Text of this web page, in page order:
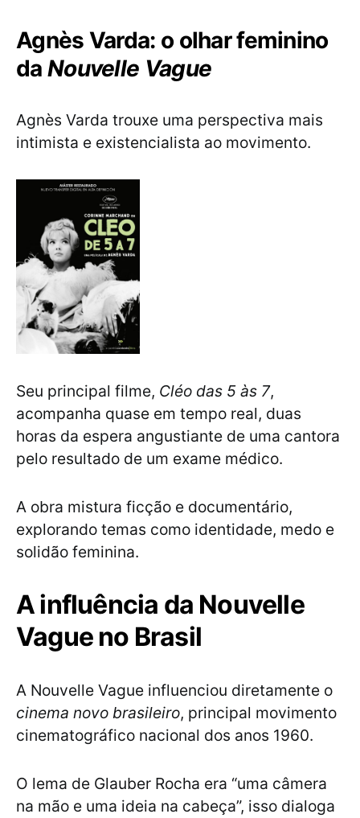
Agnès Varda: o olhar feminino
da Nouvelle Vague
Agnès Varda trouxe uma perspectiva mais
intimista e existencialista ao movimento.
Seu principal filme, Cléo das 5 às 7,
acompanha quase em tempo real, duas
horas da espera angustiante de uma cantora
pelo resultado de um exame médico.
A obra mistura ficção e documentário,
explorando temas como identidade, medo e
solidão feminina.
A influência da Nouvelle
Vague no Brasil
A Nouvelle Vague influenciou diretamente o
cinema novo brasileiro, principal movimento
cinematográfico nacional dos anos 1960.
O lema de Glauber Rocha era “uma câmera
na mão e uma ideia na cabeça”, isso dialoga